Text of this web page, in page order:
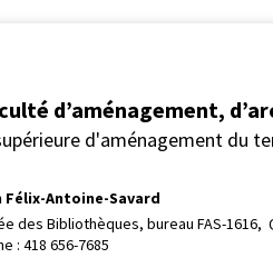
d’aménagement,
d'aménagement du
Félix-Antoine-Savard
des Bibliothèques, bureau FAS-1616,
: 418 656-7685